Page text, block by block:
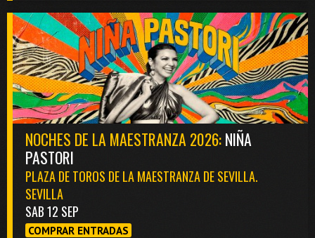
NOCHES DE LA MAESTRANZA 2026:NIÑA
PASTORI
PLAZA DE TOROS DE LA MAESTRANZA DE SEVILLA.
SEVILLA
SAB 12 SEP
COMPRAR ENTRADAS